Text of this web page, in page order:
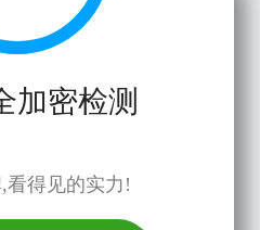
加密检测
看得见的实力!